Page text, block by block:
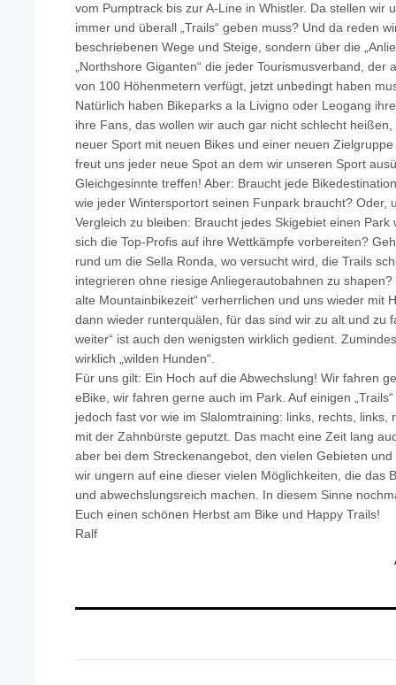
vom Pumptrack bis zur A-Line in Whistler. Da stellen wir
immer und überall „Trails“ geben muss? Und da reden
beschriebenen Wege und Steige, sondern über die
„Northshore Giganten“ die jeder Tourismusverband, der
von 100 Höhenmetern verfügt, jetzt unbedingt haben
Natürlich haben Bikeparks a la Livigno oder Leogang
ihre Fans, das wollen wir auch gar nicht schlecht
neuer Sport mit neuen Bikes und einer neuen
freut uns jeder neue Spot an dem wir unseren Sport
Gleichgesinnte treffen! Aber: Braucht jede
wie jeder Wintersportort seinen Funpark braucht? Oder,
Vergleich zu bleiben: Braucht jedes Skigebiet einen
sich die Top-Profis auf ihre Wettkämpfe vorbereiten?
rund um die Sella Ronda, wo versucht wird, die Trails
integrieren ohne riesige Anliegerautobahnen zu
alte Mountainbikezeit“ verherrlichen und uns wieder mit
dann wieder runterquälen, für das sind wir zu alt und zu
weiter“ ist auch den wenigsten wirklich gedient.
wirklich „wilden Hunden“.
Für uns gilt: Ein Hoch auf die Abwechslung! Wir fahren
eBike, wir fahren gerne auch im Park. Auf einigen
jedoch fast vor wie im Slalomtraining: links, rechts, links,
mit der Zahnbürste geputzt. Das macht eine Zeit lang
aber bei dem Streckenangebot, den vielen Gebieten
wir ungern auf eine dieser vielen Möglichkeiten, die das
und abwechslungsreich machen. In diesem Sinne
Euch einen schönen Herbst am Bike und Happy Trails!
Ralf